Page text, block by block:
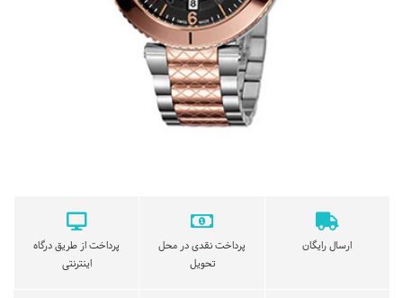
ارسال رایگان
پرداخت نقدی در محل
تحویل
پرداخت از طریق درگاه
اینترنتی